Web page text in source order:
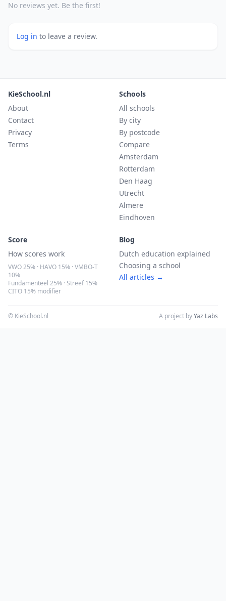
No reviews yet. Be the first!
Log in to leave a review.
KieSchool.nl
About
Contact
Privacy
Terms
Schools
All schools
By city
By postcode
Compare
Amsterdam
Rotterdam
Den Haag
Utrecht
Almere
Eindhoven
Score
How scores work
VWO 25% · HAVO 15% · VMBO-T
10%
Fundamenteel 25% · Streef 15%
CITO 15% modifier
Blog
Dutch education explained
Choosing a school
All articles →
© KieSchool.nl A project byYaz Labs